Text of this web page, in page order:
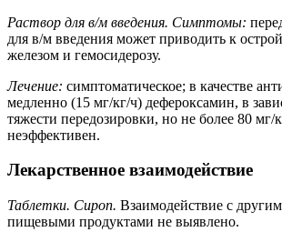
Раствор для в/м введения. Симптомы:
для в/м введения может приводить к
железом и гемосидерозу.
Лечение: симптоматическое; в качестве
медленно (15 мг/кг/ч) дефероксамин, в
тяжести передозировки, но не более 80 мг/
неэффективен.
Лекарственное взаимодействие
Таблетки. Сироп. Взаимодействие с
пищевыми продуктами не выявлено.